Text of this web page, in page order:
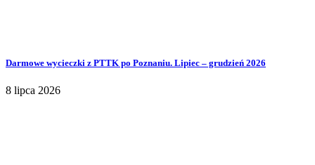
Darmowe wycieczki z PTTK po Poznaniu. Lipiec – grudzień 2026
8 lipca 2026